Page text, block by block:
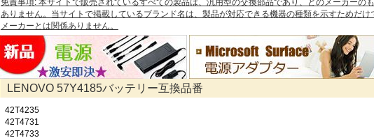
免責事項: 本サイトで販売されているすべての製品は、汎用型の交換部品であり、どのメーカーの
ありません。当サイトで掲載しているブランド名は、製品が対応できる機器の種類を示すためだけ
メーカーとは関係ありません。
LENOVO 57Y4185バッテリー互換品番
42T4235
42T4731
42T4733